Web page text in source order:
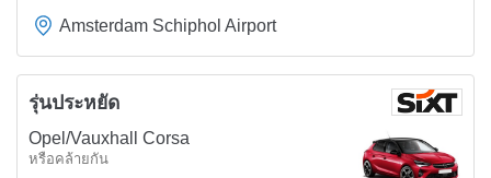
Amsterdam Schiphol Airport
รุ่นประหยัด
Opel/Vauxhall Corsa
หรือคล้ายกัน